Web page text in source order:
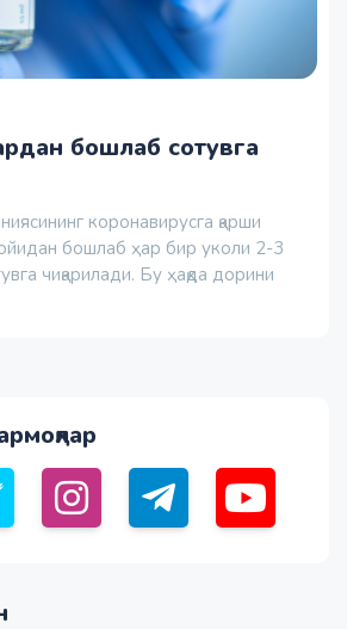
бошлаб сотувга
коронавирусга қарши
бошлаб ҳар бир уколи 2-3
чиқарилади. Бу ҳақда дорини